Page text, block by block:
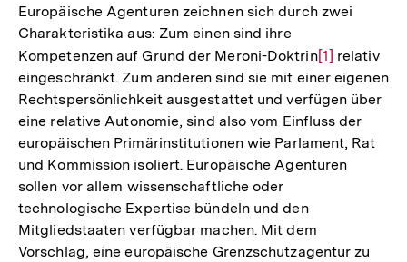
Europäische Agenturen zeichnen sich durch zwei
Charakteristika aus: Zum einen sind ihre
Kompetenzen auf Grund der Meroni-DoktrinZur
Auflösung
der
Fußnote
[1] relativ
eingeschränkt. Zum anderen sind sie mit einer eigenen
Rechtspersönlichkeit ausgestattet und verfügen über
eine relative Autonomie, sind also vom Einfluss der
europäischen Primärinstitutionen wie Parlament, Rat
und Kommission isoliert. Europäische Agenturen
sollen vor allem wissenschaftliche oder
technologische Expertise bündeln und den
Mitgliedstaaten verfügbar machen. Mit dem
Vorschlag, eine europäische Grenzschutzagentur zu